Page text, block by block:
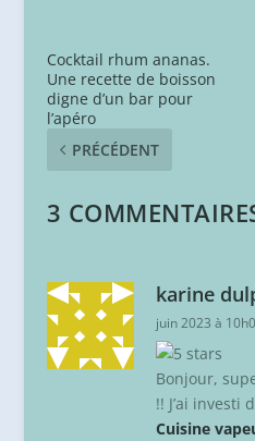
Cocktail rhum ananas.
Une recette de boisson
digne d’un bar pour
l’apéro
PRÉCÉDENT
3
karine
juin 2023 à
Bonjour,
!! J’ai investi
Cuisine